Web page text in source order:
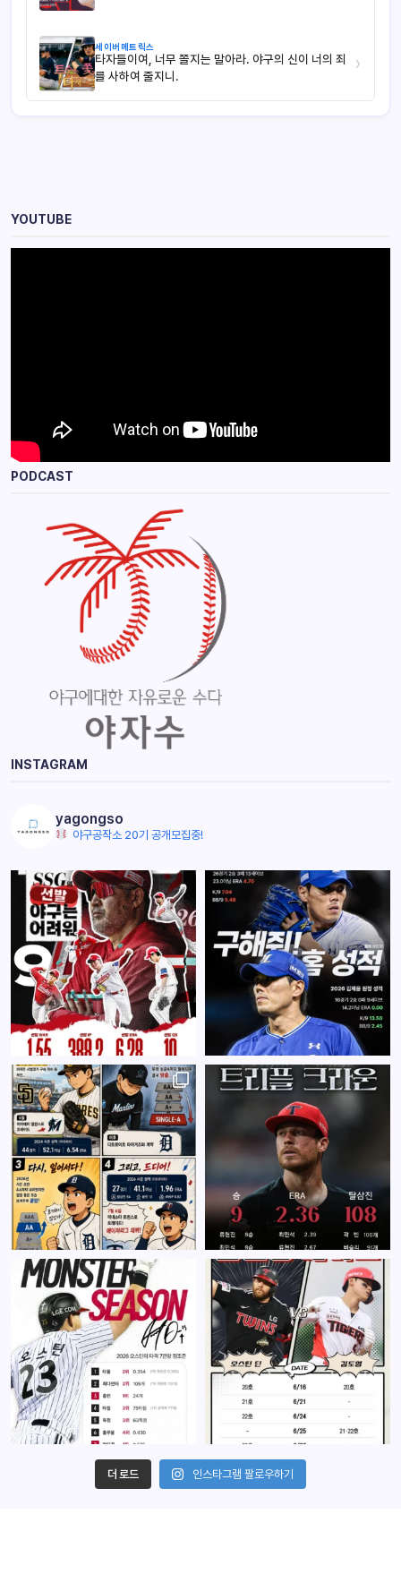
세이버메트릭스
타자들이여, 너무 쫄지는 말아라. 야구의 신이 너의 죄
를 사하여 줄지니.
›
YOUTUBE
PODCAST
INSTAGRAM
yagongso
야구공작소 20기 공개모집중!
더 로드 인스타그램 팔로우하기